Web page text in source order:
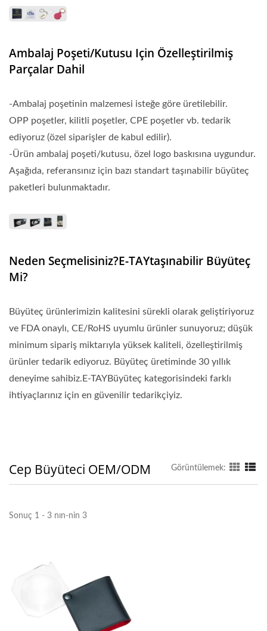
Ambalaj Poşeti/kutusu Için Özelleştirilmiş
Parçalar Dahil
-Ambalaj poşetinin malzemesi isteğe göre üretilebilir.
OPP poşetler, kilitli poşetler, CPE poşetler vb. tedarik
ediyoruz (özel siparişler de kabul edilir).
-Ürün ambalaj poşeti/kutusu, özel logo baskısına uygundur.
Aşağıda, referansınız için bazı standart taşınabilir büyüteç
paketleri bulunmaktadır.
Neden Seçmelisiniz?E-TAYtaşınabilir Büyüteç
Mi?
Büyüteç ürünlerimizin kalitesini sürekli olarak geliştiriyoruz
ve FDA onaylı, CE/RoHS uyumlu ürünler sunuyoruz; düşük
minimum sipariş miktarıyla yüksek kaliteli, özelleştirilmiş
ürünler tedarik ediyoruz. Büyüteç üretiminde 30 yıllık
deneyime sahibiz.E-TAYBüyüteç kategorisindeki farklı
ihtiyaçlarınız için en güvenilir tedarikçiyiz.
Cep Büyüteci OEM/ODM Görüntülemek:
Sonuç 1 - 3 nın-nin 3